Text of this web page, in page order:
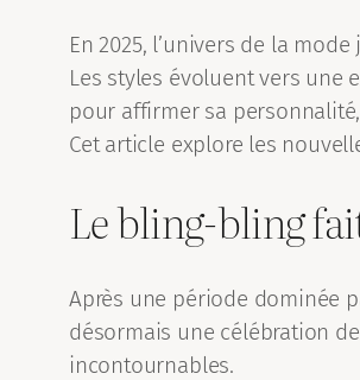
En 2025, l’univers de la
Les styles évoluent vers une
pour affirmer sa
Cet article explore les
Le bling-bling
Après une période dominée
désormais une célébration
incontournables.